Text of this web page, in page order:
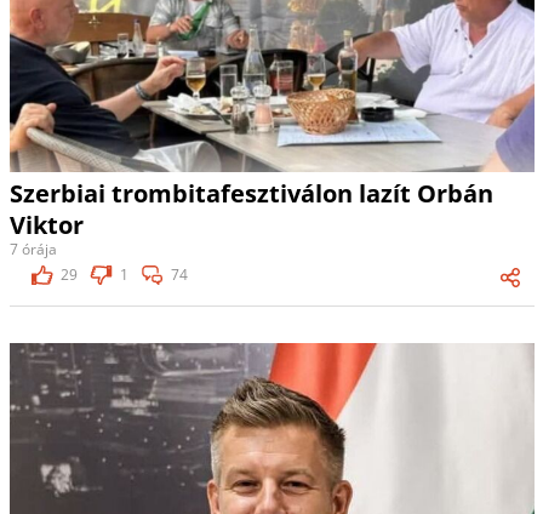
Szerbiai trombitafesztiválon lazít Orbán
Viktor
7 órája
29
1 74